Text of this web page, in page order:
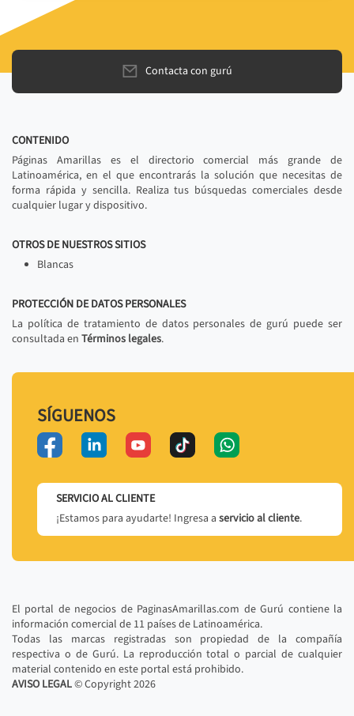
Contacta con gurú
CONTENIDO
Páginas Amarillas es el directorio comercial más grande de
Latinoamérica, en el que encontrarás la solución que necesitas de
forma rápida y sencilla. Realiza tus búsquedas comerciales desde
cualquier lugar y dispositivo.
OTROS DE NUESTROS SITIOS
Blancas
PROTECCIÓN DE DATOS PERSONALES
La política de tratamiento de datos personales de gurú puede ser
consultada en Términos legales.
SÍGUENOS
SERVICIO AL CLIENTE
¡Estamos para ayudarte! Ingresa a servicio al cliente.
El portal de negocios de PaginasAmarillas.com de Gurú contiene la
información comercial de 11 países de Latinoamérica.
Todas las marcas registradas son propiedad de la compañía
respectiva o de Gurú. La reproducción total o parcial de cualquier
material contenido en este portal está prohibido.
AVISO LEGAL© Copyright2026